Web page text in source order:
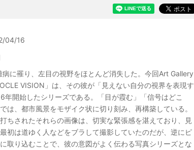
04/16
に罹り、左目の視野をほとんど消失した。今回Art Gallery
VISION」は、その彼が「見えない自分の視界を表現す
年開始したシリーズである。「目が霞む」「信号はどこ
、都市風景をモザイク状に切り刻み、再構築している。
ちされたそれらの画像は、切実な緊張感を湛えており、見
初は道ゆく人などをブラして撮影していたのだが、逆にピ
取り込むことで、彼の意図がよく伝わる写真シリーズとな